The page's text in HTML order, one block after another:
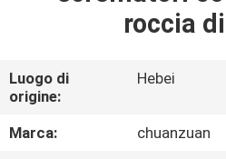
GIRO
DELLA
FABBRICA
roccia
Luogo di
origine:
Hebei
Marca:
chuanzuan